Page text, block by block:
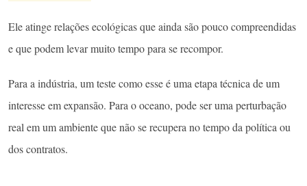
Ele atinge relações ecológicas que ainda são pouco compreendidas
e que podem levar muito tempo para se recompor.
Para a indústria, um teste como esse é uma etapa técnica de um
interesse em expansão. Para o oceano, pode ser uma perturbação
real em um ambiente que não se recupera no tempo da política ou
dos contratos.